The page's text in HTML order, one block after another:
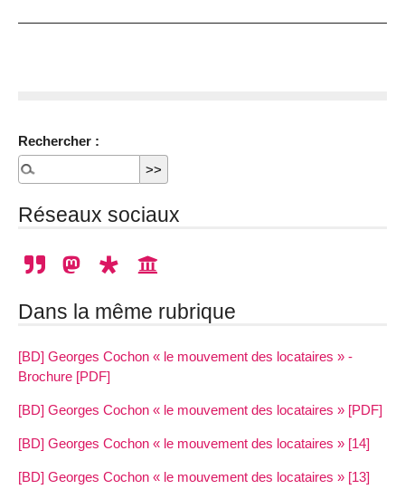
Rechercher :
Réseaux sociaux
Dans la même rubrique
[BD] Georges Cochon « le mouvement des locataires » -
Brochure [PDF]
[BD] Georges Cochon « le mouvement des locataires » [PDF]
[BD] Georges Cochon « le mouvement des locataires » [14]
[BD] Georges Cochon « le mouvement des locataires » [13]